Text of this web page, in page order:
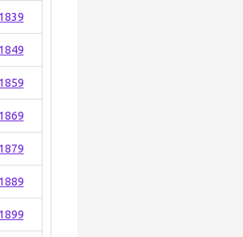
1839
1849
1859
1869
1879
1889
1899